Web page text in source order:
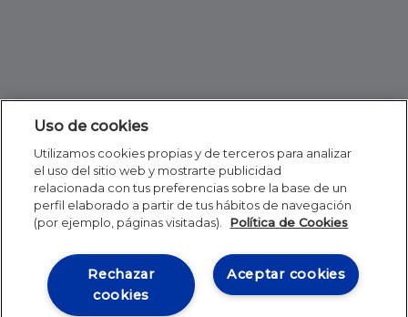
Uso de cookies
Utilizamos cookies propias y de terceros para analizar
el uso del sitio web y mostrarte publicidad
relacionada con tus preferencias sobre la base de un
perfil elaborado a partir de tus hábitos de navegación
(por ejemplo, páginas visitadas).
Política de Cookies
Aceptar cookies
Rechazar
cookies